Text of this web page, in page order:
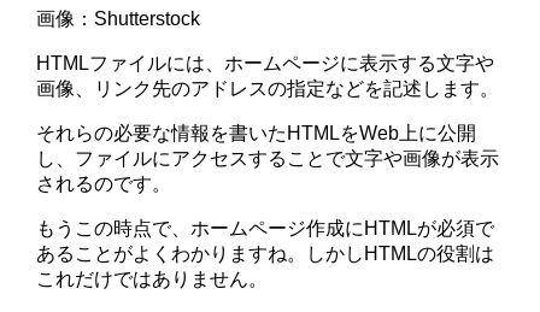
画像：Shutterstock
HTMLファイルには、ホームページに表示する文字や
画像、リンク先のアドレスの指定などを記述します。
それらの必要な情報を書いたHTMLをWeb上に公開
し、ファイルにアクセスすることで文字や画像が表示
されるのです。
もうこの時点で、ホームページ作成にHTMLが必須で
あることがよくわかりますね。しかしHTMLの役割は
これだけではありません。